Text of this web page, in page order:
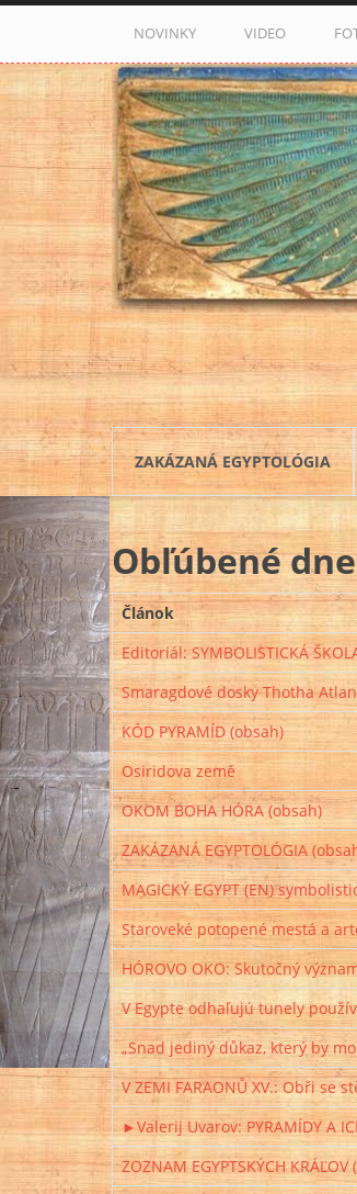
Skočiť na hlavný obsah
NOVINKY VIDEO
ZAKÁZANÁ EGYPTOLÓGIA
Obľúbené
Článok
Editoriál: SYMBOLISTICKÁ
Smaragdové dosky Thotha
KÓD PYRAMÍD (obsah)
Osiridova země
OKOM BOHA HÓRA (obsah)
ZAKÁZANÁ EGYPTOLÓGIA
MAGICKÝ EGYPT (EN)
Staroveké potopené mestá a
HÓROVO OKO: Skutočný
V Egypte odhaľujú tunely
„Snad jediný důkaz, který by
V ZEMI FARAONŮ XV.: Obři se
►Valerij Uvarov: PYRAMÍDY A
ZOZNAM EGYPTSKÝCH KRÁĽOV